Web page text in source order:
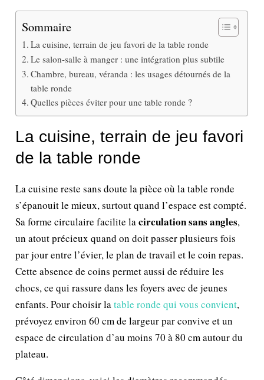
Sommaire
La cuisine, terrain de jeu favori de la table ronde
Le salon-salle à manger : une intégration plus subtile
Chambre, bureau, véranda : les usages détournés de la
table ronde
Quelles pièces éviter pour une table ronde ?
La cuisine, terrain de jeu favori
de la table ronde
La cuisine reste sans doute la pièce où la table ronde
s’épanouit le mieux, surtout quand l’espace est compté.
Sa forme circulaire facilite lacirculation sans angles,
un atout précieux quand on doit passer plusieurs fois
par jour entre l’évier, le plan de travail et le coin repas.
Cette absence de coins permet aussi de réduire les
chocs, ce qui rassure dans les foyers avec de jeunes
enfants. Pour choisir latable ronde qui vous convient,
prévoyez environ 60 cm de largeur par convive et un
espace de circulation d’au moins 70 à 80 cm autour du
plateau.